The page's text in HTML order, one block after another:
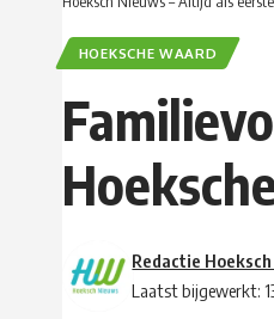
HOEKSCHE WAARD
Laatst bijgewerkt:
Redactie